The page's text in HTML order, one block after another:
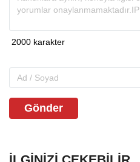
Gönder